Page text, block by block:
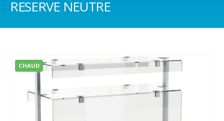
RESERVE NEUTRE
CHAUD